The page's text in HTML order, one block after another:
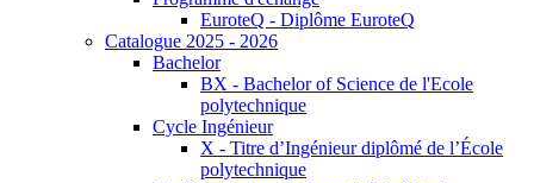
EuroteQ - Diplôme EuroteQ
Catalogue 2025 - 2026
Bachelor
BX - Bachelor of Science de l'Ecole
polytechnique
Cycle Ingénieur
X - Titre d’Ingénieur diplômé de l’École
polytechnique